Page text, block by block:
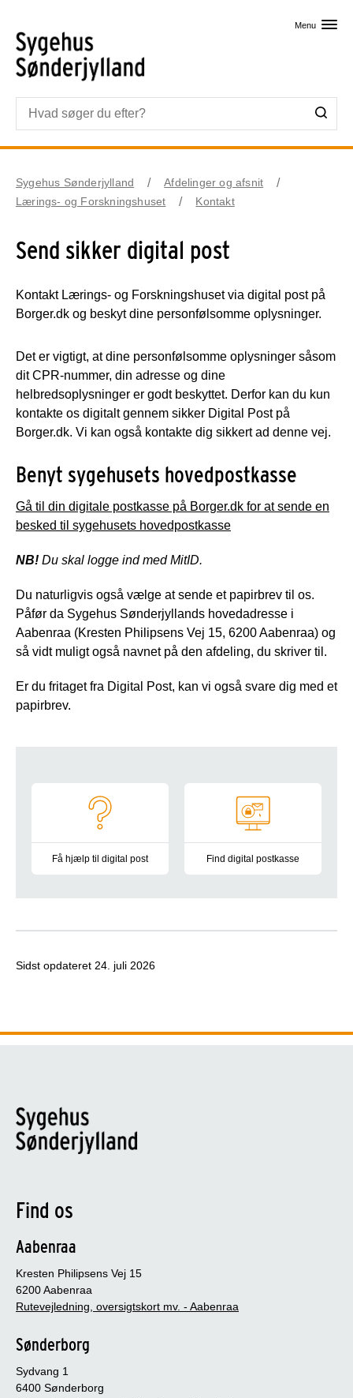
Menu
Sygehus Sønderjylland
Afdelinger og afsnit
Lærings- og Forskningshuset
Kontakt
Send sikker digital post
Kontakt Lærings- og Forskningshuset via digital post på
Borger.dk og beskyt dine personfølsomme oplysninger.
Det er vigtigt, at dine personfølsomme oplysninger såsom
dit CPR-nummer, din adresse og dine
helbredsoplysninger er godt beskyttet. Derfor kan du kun
kontakte os digitalt gennem sikker Digital Post på
Borger.dk. Vi kan også kontakte dig sikkert ad denne vej.
Benyt sygehusets hovedpostkasse
Gå til din digitale postkasse på Borger.dk for at sende en
besked til sygehusets hovedpostkasse
NB! Du skal logge ind med MitID.
Du naturligvis også vælge at sende et papirbrev til os.
Påfør da Sygehus Sønderjyllands hovedadresse i
Aabenraa (Kresten Philipsens Vej 15, 6200 Aabenraa) og
så vidt muligt også navnet på den afdeling, du skriver til.
Er du fritaget fra Digital Post, kan vi også svare dig med et
papirbrev.
Få hjælp til digital post Find digital postkasse
Sidst opdateret 24. juli 2026
Find os
Aabenraa
Kresten Philipsens Vej 15
6200 Aabenraa
Rutevejledning, oversigtskort mv. - Aabenraa
Sønderborg
Sydvang 1
6400 Sønderborg